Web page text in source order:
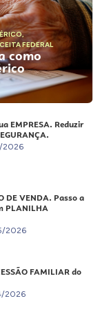
,
FEDERAL
como
EMPRESA. Reduzir
2026
DE VENDA. Passo a
PLANILHA
2026
FAMILIAR do
2026